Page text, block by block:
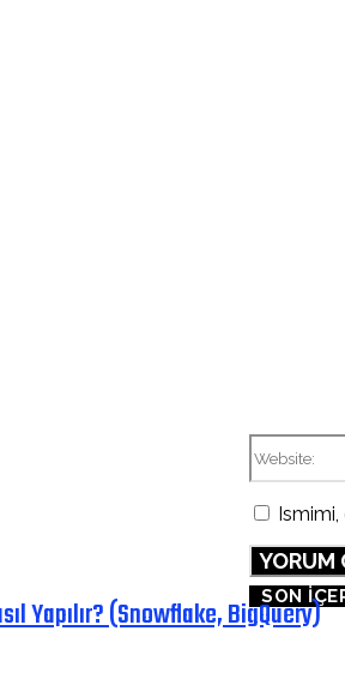
Ismimi,
SON
Yapılır? (Snowflake, BigQuery)